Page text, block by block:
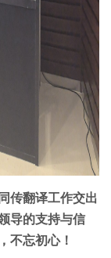
传翻译工作交出
导的支持与信
不忘初心！